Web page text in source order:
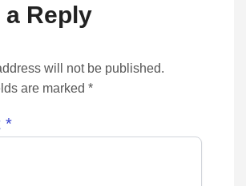
a Reply
will not be published.
are marked *
*